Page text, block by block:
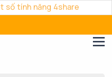
số tính năng 4share